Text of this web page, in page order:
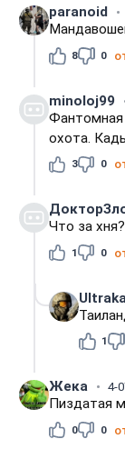
paranoid
8 0
minoloj99
Фантомная
охота.
3 0
Что за хня?
1 0
1
Жека 4-
Пиздатая
0 0